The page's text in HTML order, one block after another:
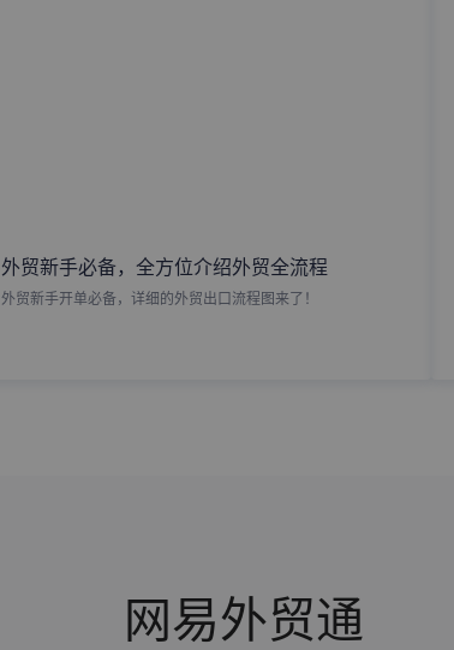
外贸新手必备，全方位介绍外贸全流程
外贸新手开单必备，详细的外贸出口流程图来了！
网易外贸通